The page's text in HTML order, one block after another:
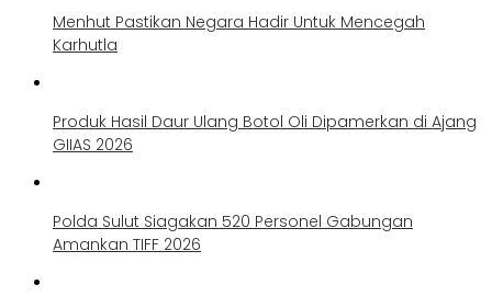
Menhut Pastikan Negara Hadir Untuk Mencegah
Karhutla
Produk Hasil Daur Ulang Botol Oli Dipamerkan di Ajang
GIIAS 2026
Polda Sulut Siagakan 520 Personel Gabungan
Amankan TIFF 2026